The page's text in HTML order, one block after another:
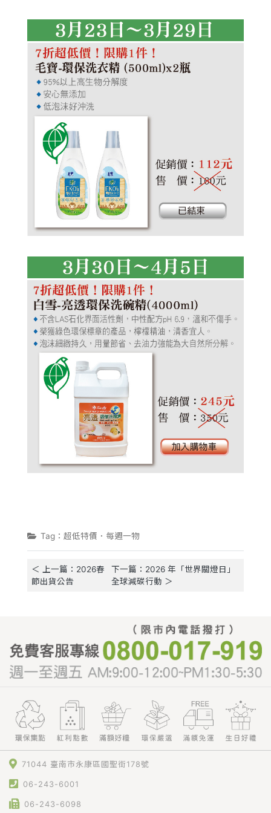
Tag：超低特價．每週一物
＜ 上一篇：2026春
節出貨公告
下一篇：2026 年「世界關燈日」
全球減碳行動 ＞
71044 臺南市永康區國聖街178號
06-243-6001
06-243-6098